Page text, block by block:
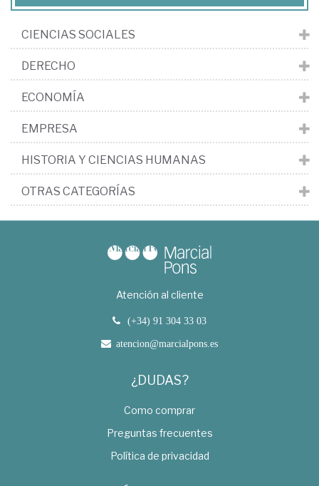
CIENCIAS SOCIALES
DERECHO
ECONOMÍA
EMPRESA
HISTORIA Y CIENCIAS HUMANAS
OTRAS CATEGORÍAS
Atención al cliente
(+34) 91 304 33 03
atencion@marcialpons.es
¿DUDAS?
Como comprar
Preguntas frecuentes
Política de privacidad